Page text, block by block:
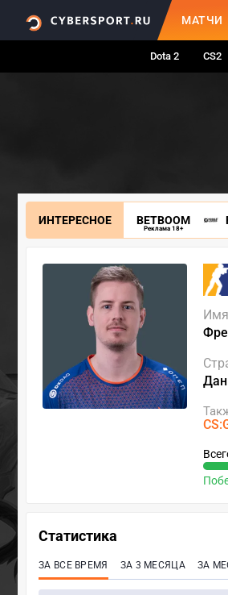
МАТЧИ
Dota 2 CS2
ИНТЕРЕСНОЕ BETBOOM
Реклама 18+
Имя
Статистика
ЗА ВСЕ ВРЕМЯ ЗА 3 МЕСЯЦА ЗА